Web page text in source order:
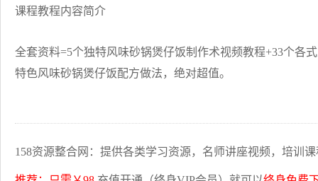
课程教程内容简介
全套资料=5个独特风味砂锅煲仔饭制作术视频教程+33个各
特色风味砂锅煲仔饭配方做法，绝对超值。
158资源整合网：提供各类学习资源，名师讲座视频，培训